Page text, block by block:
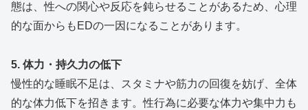
態は、性への関心や反応を鈍らせることがあるため、心理
的な面からもEDの一因になることがあります。
5. 体力・持久力の低下
慢性的な睡眠不足は、スタミナや筋力の回復を妨げ、全体
的な体力低下を招きます。性行為に必要な体力や集中力も